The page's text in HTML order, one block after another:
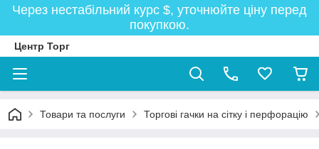
Через нестабільний курс $, уточнюйте ціну перед
покупкою.
Центр Торг
Товари та послуги Торгові гачки на сітку і перфорацію